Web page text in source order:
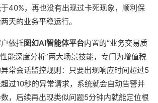
40%，再也没有出现过卡死现象，顺利保
天的业务平稳运行。
依托图幻AI智能体平台内置的“业务交易质
能深度分析”两大场景技能，专门为增值税
常会话监控规则：只要出现响应时间超过5
过10秒的异常请求，系统就会自动告警并
，后续再出现类似问题5分钟内就能定位根